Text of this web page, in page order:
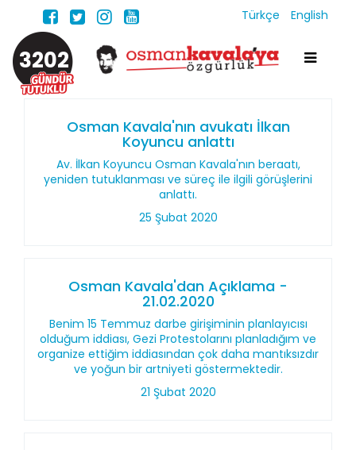
Türkçe English
3202
Osman Kavala'nın avukatı İlkan
Koyuncu anlattı
Av. İlkan Koyuncu Osman Kavala'nın beraatı,
yeniden tutuklanması ve süreç ile ilgili görüşlerini
anlattı.
25 Şubat 2020
Osman Kavala'dan Açıklama -
21.02.2020
Benim 15 Temmuz darbe girişiminin planlayıcısı
olduğum iddiası, Gezi Protestolarını planladığım ve
organize ettiğim iddiasından çok daha mantıksızdır
ve yoğun bir artniyeti göstermektedir.
21 Şubat 2020